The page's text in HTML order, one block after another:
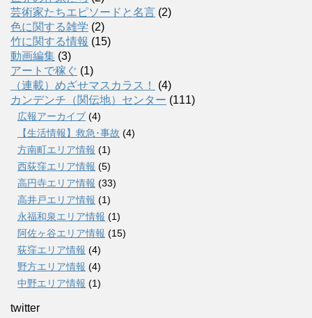
芸術家たちエピソードと名言 (2)
色に関する雑学 (2)
竹に関する情報 (15)
動画編集 (3)
アートで稼ぐ (1)
（連載）めざせマスカラス！
(4)
カンデンチ（関伝地）センター (111)
広報アーカイブ (4)
【生活情報】救急･事故 (4)
方南町エリア情報 (1)
西荻窪エリア情報 (5)
高円寺エリア情報 (33)
高井戸エリア情報 (1)
永福和泉エリア情報 (1)
阿佐ヶ谷エリア情報 (15)
荻窪エリア情報 (4)
野方エリア情報 (4)
中野エリア情報 (1)
twitter